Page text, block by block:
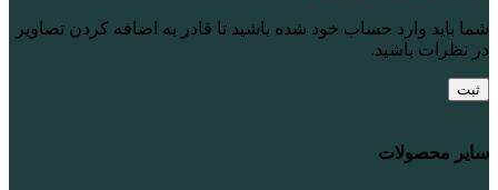
شما باید وارد حساب خود شده باشید تا قادر به اضافه کردن تصاویر
در نظرات باشید.
سایر محصولات